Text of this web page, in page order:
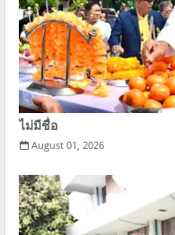
ไม่มีชื่อ
August 01, 2026